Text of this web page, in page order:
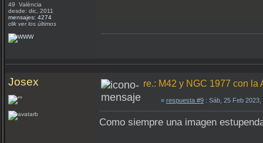
49 València
desde: dic, 2011
mensajes: 4274
clik ver los últimos
Josex re.: M42 y NGC 1977 con la
« respuesta #9 : Sáb, 25 Feb
Como siempre una imagen